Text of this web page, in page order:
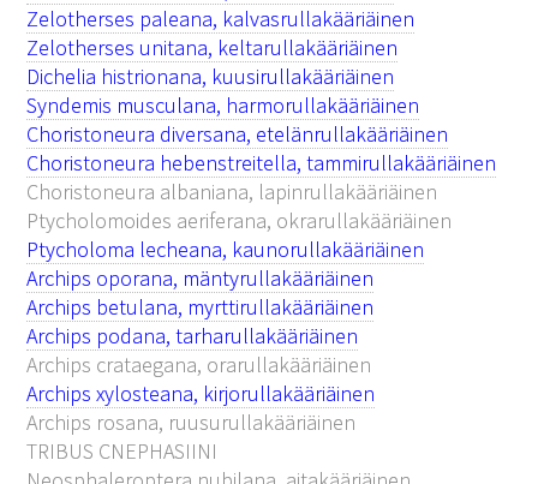
Zelotherses paleana, kalvasrullakääriäinen
Zelotherses unitana, keltarullakääriäinen
Dichelia histrionana, kuusirullakääriäinen
Syndemis musculana, harmorullakääriäinen
Choristoneura diversana, etelänrullakääriäinen
Choristoneura hebenstreitella, tammirullakääriäinen
Choristoneura albaniana, lapinrullakääriäinen
Ptycholomoides aeriferana, okrarullakääriäinen
Ptycholoma lecheana, kaunorullakääriäinen
Archips oporana, mäntyrullakääriäinen
Archips betulana, myrttirullakääriäinen
Archips podana, tarharullakääriäinen
Archips crataegana, orarullakääriäinen
Archips xylosteana, kirjorullakääriäinen
Archips rosana, ruusurullakääriäinen
TRIBUS CNEPHASIINI